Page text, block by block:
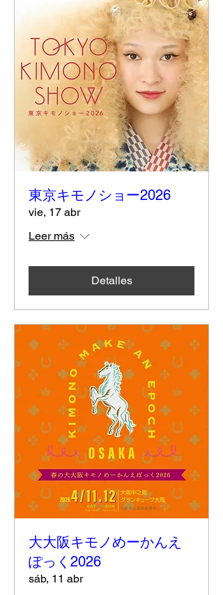
東京キモノショー2026
vie, 17 abr
Leer más
Detalles
大大阪キモノめーかんえ
ぽっく2026
sáb, 11 abr